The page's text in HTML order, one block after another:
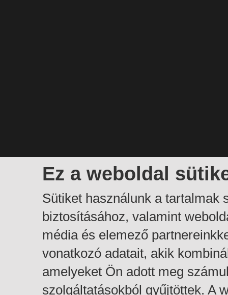
Ez a weboldal
Sütiket használunk a tartalmak
biztosításához, valamint
média és elemező
vonatkozó adatait, akik
amelyeket Ön adott meg
szolgáltatásokból gyűjtöttek. A